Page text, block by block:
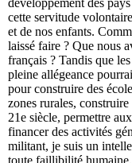
développement des
cette servitude
et de nos enfants.
laissé faire ? Que nous
français ? Tandis que
pleine allégeance
pour construire des
zones rurales,
21e siècle, permettre
financer des activités
militant, je suis un
toute faillibilité humaine,